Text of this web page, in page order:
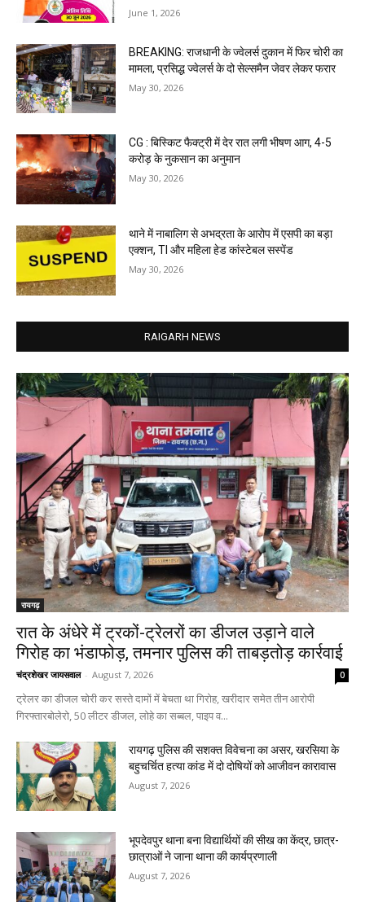
June 1, 2026
BREAKING: राजधानी के ज्वेलर्स दुकान में फिर चोरी का
मामला, प्रसिद्ध ज्वेलर्स के दो सेल्समैन जेवर लेकर फरार
May 30, 2026
CG : बिस्किट फैक्ट्री में देर रात लगी भीषण आग, 4-5
करोड़ के नुकसान का अनुमान
May 30, 2026
थाने में नाबालिग से अभद्रता के आरोप में एसपी का बड़ा
एक्शन, TI और महिला हेड कांस्टेबल सस्पेंड
May 30, 2026
RAIGARH NEWS
रायगढ़
रात के अंधेरे में ट्रकों-ट्रेलरों का डीजल उड़ाने वाले
गिरोह का भंडाफोड़, तमनार पुलिस की ताबड़तोड़ कार्रवाई
चंद्रशेखर जायसवाल - August 7, 2026 0
ट्रेलर का डीजल चोरी कर सस्ते दामों में बेचता था गिरोह, खरीदार समेत तीन आरोपी
गिरफ्तारबोलेरो, 50 लीटर डीजल, लोहे का सब्बल, पाइप व...
रायगढ़ पुलिस की सशक्त विवेचना का असर, खरसिया के
बहुचर्चित हत्या कांड में दो दोषियों को आजीवन कारावास
August 7, 2026
भूपदेवपुर थाना बना विद्यार्थियों की सीख का केंद्र, छात्र-
छात्राओं ने जाना थाना की कार्यप्रणाली
August 7, 2026